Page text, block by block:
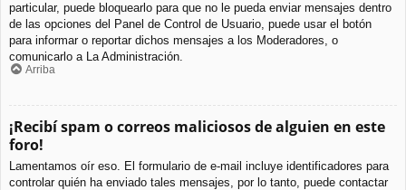
particular, puede bloquearlo para que no le pueda enviar mensajes dentro
de las opciones del Panel de Control de Usuario, puede usar el botón
para informar o reportar dichos mensajes a los Moderadores, o
comunicarlo a La Administración.
Arriba
¡Recibí spam o correos maliciosos de alguien en este
foro!
Lamentamos oír eso. El formulario de e-mail incluye identificadores para
controlar quién ha enviado tales mensajes, por lo tanto, puede contactar